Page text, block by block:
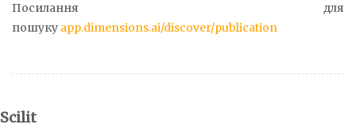
Посилання для
пошуку app.dimensions.ai/discover/publication
Scilit